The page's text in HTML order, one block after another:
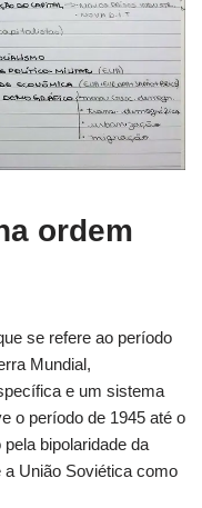
ordem
se refere ao período
Mundial,
e um sistema
o período de 1945 até o
bipolaridade da
União Soviética como